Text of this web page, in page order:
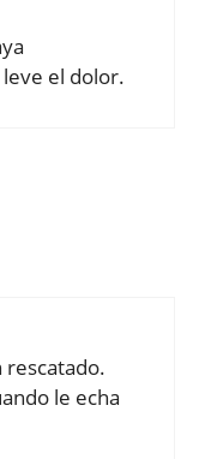
el dolor.
rescatado.
le echa